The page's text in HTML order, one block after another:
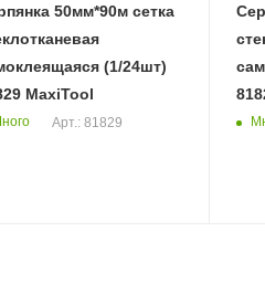
50мм*90м сетка
(1/24шт)
MaxiTool
Арт.: 81829